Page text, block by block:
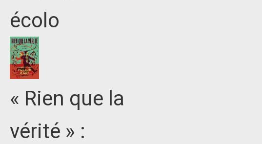
écolo
« Rien que la
vérité » :